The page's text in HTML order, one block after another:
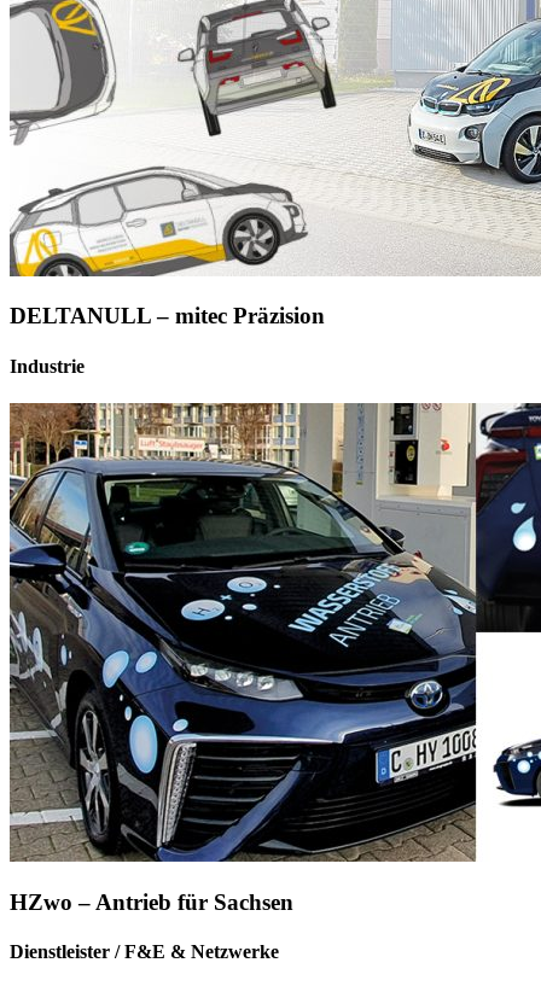
DELTANULL – mitec Präzision
Industrie
HZwo – Antrieb für Sachsen
Dienstleister / F&E & Netzwerke